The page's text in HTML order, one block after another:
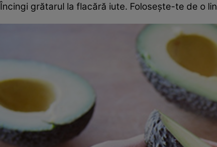
Încingi grătarul la flacără iute. Foloseşte-te de o